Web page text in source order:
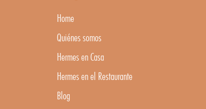
Home
Quiénes somos
Hermes en Casa
Hermes en el Restaurante
Blog